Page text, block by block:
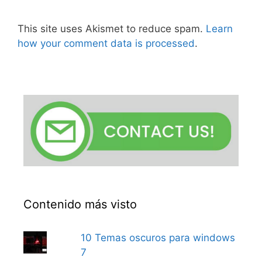
This site uses Akismet to reduce spam. Learn
how your comment data is processed.
Contenido más visto
10 Temas oscuros para windows
7